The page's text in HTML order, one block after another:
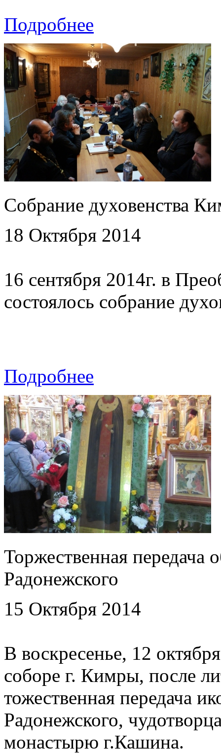
Подробнее
Собрание духовенства
18 Октября 2014
16 сентября 2014г. в
состоялось собрание
Подробнее
Торжественная передача
Радонежского
15 Октября 2014
В воскресенье, 12
соборе г. Кимры, после
тожественная передача
Радонежского,
монастырю г.Кашина.